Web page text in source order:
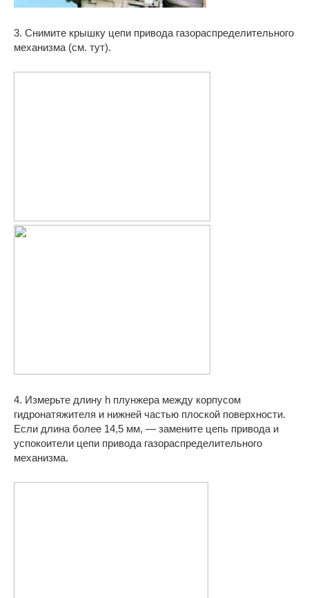
3. Снимите крышку цепи привода газораспределительного
механизма (см. тут).
4. Измерьте длину h плунжера между корпусом
гидронатяжителя и нижней частью плоской поверхности.
Если длина более 14,5 мм, — замените цепь привода и
успокоители цепи привода газораспределительного
механизма.